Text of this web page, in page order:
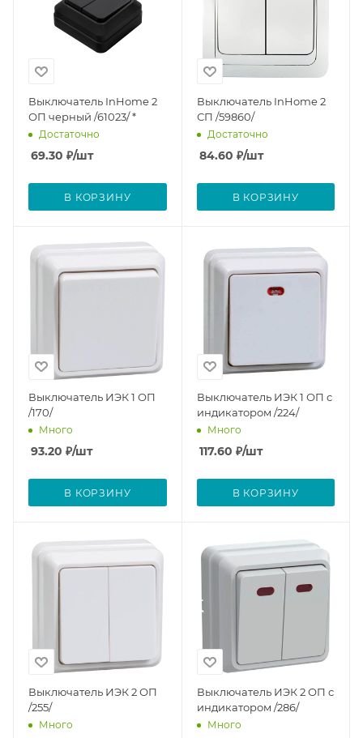
Выключатель InHome 2
ОП черный /61023/ *
Достаточно
69.30 ₽/шт
В КОРЗИНУ
Выключатель InHome 2
СП /59860/
Достаточно
84.60 ₽/шт
В КОРЗИНУ
Выключатель ИЭК 1 ОП
/170/
Много
93.20 ₽/шт
В КОРЗИНУ
Выключатель ИЭК 1 ОП с
индикатором /224/
Много
117.60 ₽/шт
В КОРЗИНУ
Выключатель ИЭК 2 ОП
/255/
Много
Выключатель ИЭК 2 ОП с
индикатором /286/
Много